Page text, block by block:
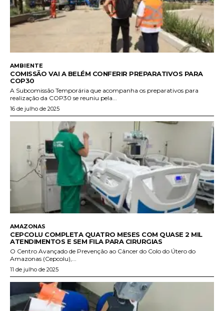
AMBIENTE
COMISSÃO VAI A BELÉM CONFERIR PREPARATIVOS PARA
COP30
A Subcomissão Temporária que acompanha os preparativos para
realização da COP30 se reuniu pela...
16 de julho de 2025
AMAZONAS
CEPCOLU COMPLETA QUATRO MESES COM QUASE 2 MIL
ATENDIMENTOS E SEM FILA PARA CIRURGIAS
O Centro Avançado de Prevenção ao Câncer do Colo do Útero do
Amazonas (Cepcolu),...
11 de julho de 2025